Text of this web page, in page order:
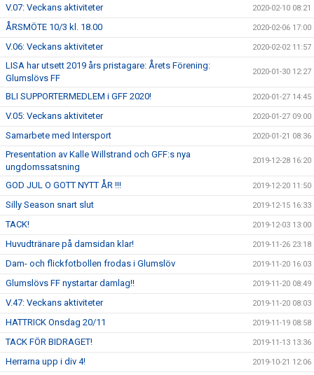
V.07: Veckans aktiviteter 2020-02-10 08:21
ÅRSMÖTE 10/3 kl. 18.00 2020-02-06 17:00
V.06: Veckans aktiviteter 2020-02-02 11:57
LISA har utsett 2019 års pristagare: Årets Förening:
Glumslövs FF
2020-01-30 12:27
BLI SUPPORTERMEDLEM i GFF 2020! 2020-01-27 14:45
V.05: Veckans aktiviteter 2020-01-27 09:00
Samarbete med Intersport 2020-01-21 08:36
Presentation av Kalle Willstrand och GFF:s nya
ungdomssatsning
2019-12-28 16:20
GOD JUL O GOTT NYTT ÅR !!! 2019-12-20 11:50
Silly Season snart slut 2019-12-15 16:33
TACK! 2019-12-03 13:00
Huvudtränare på damsidan klar! 2019-11-26 23:18
Dam- och flickfotbollen frodas i Glumslöv 2019-11-20 16:03
Glumslövs FF nystartar damlag!! 2019-11-20 08:49
V.47: Veckans aktiviteter 2019-11-20 08:03
HATTRICK Onsdag 20/11 2019-11-19 08:58
TACK FÖR BIDRAGET! 2019-11-13 13:36
Herrarna upp i div 4! 2019-10-21 12:06